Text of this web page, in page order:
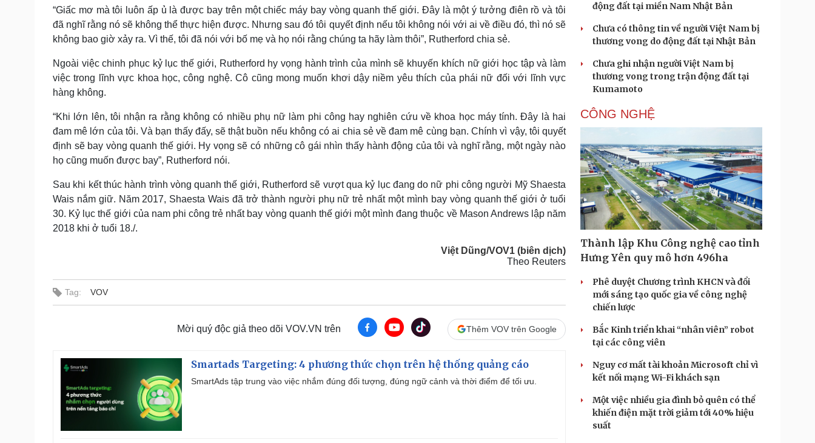
“Giấc mơ mà tôi luôn ấp ủ là được bay trên một chiếc máy bay vòng quanh thế giới. Đây là một ý tưởng điên rồ và tôi
đã nghĩ rằng nó sẽ không thể thực hiện được. Nhưng sau đó tôi quyết định nếu tôi không nói với ai về điều đó, thì nó sẽ
không bao giờ xảy ra. Vì thế, tôi đã nói với bố mẹ và họ nói rằng chúng ta hãy làm thôi”, Rutherford chia sẻ.
Ngoài việc chinh phục kỷ lục thế giới, Rutherford hy vọng hành trình của mình sẽ khuyến khích nữ giới học tập và làm
việc trong lĩnh vực khoa học, công nghệ. Cô cũng mong muốn khơi dậy niềm yêu thích của phái nữ đối với lĩnh vực
hàng không.
“Khi lớn lên, tôi nhận ra rằng không có nhiều phụ nữ làm phi công hay nghiên cứu về khoa học máy tính. Đây là hai
đam mê lớn của tôi. Và bạn thấy đấy, sẽ thật buồn nếu không có ai chia sẻ về đam mê cùng bạn. Chính vì vậy, tôi quyết
định sẽ bay vòng quanh thế giới. Hy vọng sẽ có những cô gái nhìn thấy hành động của tôi và nghĩ rằng, một ngày nào
họ cũng muốn được bay”, Rutherford nói.
Sau khi kết thúc hành trình vòng quanh thế giới, Rutherford sẽ vượt qua kỷ lục đang do nữ phi công người Mỹ Shaesta
Wais nắm giữ. Năm 2017, Shaesta Wais đã trở thành người phụ nữ trẻ nhất một mình bay vòng quanh thế giới ở tuổi
30. Kỷ lục thế giới của nam phi công trẻ nhất bay vòng quanh thế giới một mình đang thuộc về Mason Andrews lập năm
2018 khi ở tuổi 18./.
Việt Dũng/VOV1 (biên dịch)
Theo Reuters
Tag: VOV
Mời quý độc giả theo dõi VOV.VN trên Thêm VOV trên Google
Smartads Targeting: 4 phương thức chọn trên hệ thống quảng cáo
SmartAds tập trung vào việc nhắm đúng đối tượng, đúng ngữ cảnh và thời điểm để tối ưu.
động đất tại miền Nam Nhật Bản
Chưa có thông tin về người Việt Nam bị
thương vong do động đất tại Nhật Bản
Chưa ghi nhận người Việt Nam bị
thương vong trong trận động đất tại
Kumamoto
CÔNG NGHỆ
Thành lập Khu Công nghệ cao tỉnh
Hưng Yên quy mô hơn 496ha
Phê duyệt Chương trình KHCN và đổi
mới sáng tạo quốc gia về công nghệ
chiến lược
Bắc Kinh triển khai “nhân viên” robot
tại các công viên
Nguy cơ mất tài khoản Microsoft chỉ vì
kết nối mạng Wi-Fi khách sạn
Một việc nhiều gia đình bỏ quên có thể
khiến điện mặt trời giảm tới 40% hiệu
suất